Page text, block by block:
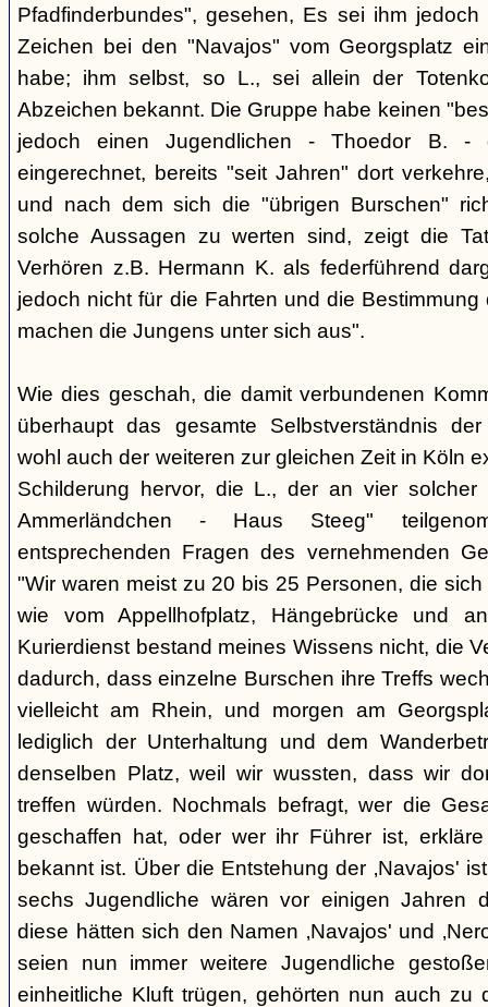
Pfadfinderbundes", gesehen, Es sei ihm
Zeichen bei den "Navajos" vom Georgsplatz
habe; ihm selbst, so L., sei allein der
Abzeichen bekannt. Die Gruppe habe keinen
jedoch einen Jugendlichen - Thoedor B. -
eingerechnet, bereits "seit Jahren" dort
und nach dem sich die "übrigen Burschen"
solche Aussagen zu werten sind, zeigt die
Verhören z.B. Hermann K. als federführend
jedoch nicht für die Fahrten und die
machen die Jungens unter sich aus".
Wie dies geschah, die damit verbundenen
überhaupt das gesamte Selbstverständnis
wohl auch der weiteren zur gleichen Zeit in Köln
Schilderung hervor, die L., der an vier
Ammerländchen - Haus Steeg"
entsprechenden Fragen des vernehmenden
"Wir waren meist zu 20 bis 25 Personen, die
wie vom Appellhofplatz, Hängebrücke und
Kurierdienst bestand meines Wissens nicht, die
dadurch, dass einzelne Burschen ihre Treffs
vielleicht am Rhein, und morgen am
lediglich der Unterhaltung und dem
denselben Platz, weil wir wussten, dass wir
treffen würden. Nochmals befragt, wer die
geschaffen hat, oder wer ihr Führer ist,
bekannt ist. Über die Entstehung der ‚Navajos'
sechs Jugendliche wären vor einigen Jahren
diese hätten sich den Namen ‚Navajos' und
seien nun immer weitere Jugendliche
einheitliche Kluft trügen, gehörten nun auch zu